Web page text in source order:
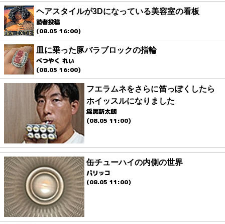
ヘアスタイルが3Dになっている美容室の看板
読者投稿
(08.05 16:00)
皿に乗った豚バラブロックの指輪
べつやく れい
(08.05 16:00)
フエラムネをさらに笛っぽくしたら
ホイッスルになりました
爲房新太朗
(08.05 11:00)
缶チューハイの内側の世界
パリッコ
(08.05 11:00)